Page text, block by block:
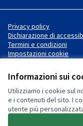
Informazioni sui
Utilizziamo i cookie sul
e i contenuti del sito. I
utente più
Privacy policy
Dichiarazione di
Termini e condizioni
Impostazioni cookie
Licenza Creative
(Collegamento
Sito web
libero
.